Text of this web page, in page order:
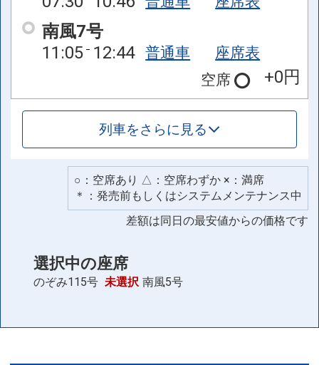
南風7号
11:05 12:44 普通車
座席表
空席
+0円
列車をさらに見る
○：空席あり △：空席わずか ×：満席
＊：発売前もしくはシステムメンテナンス中
差額は同日の最安値からの価格です
選択中の座席
のぞみ115号 未選択 南風5号